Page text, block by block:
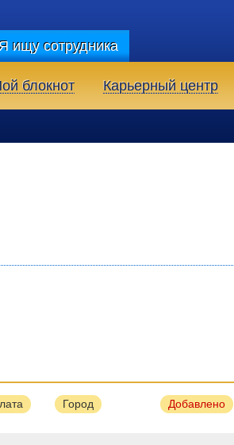
ищу сотрудника
блокнот Карьерный центр
Город Добавлено